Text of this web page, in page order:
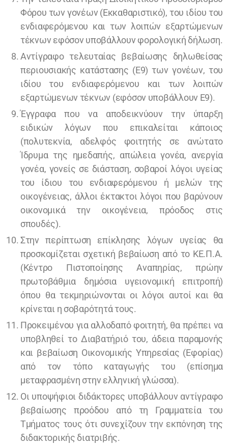
Φόρου των γονέων (Εκκαθαριστικό), του ιδίου του
ενδιαφερόμενου και των λοιπών εξαρτώμενων
τέκνων εφόσον υποβάλλουν φορολογική δήλωση.
Αντίγραφο τελευταίας βεβαίωσης δηλωθείσας
περιουσιακής κατάστασης (Ε9) των γονέων, του
ιδίου του ενδιαφερόμενου και των λοιπών
εξαρτώμενων τέκνων (εφόσον υποβάλλουν Ε9).
Έγγραφα που να αποδεικνύουν την ύπαρξη
ειδικών λόγων που επικαλείται κάποιος
(πολυτεκνία, αδελφός φοιτητής σε ανώτατο
Ίδρυμα της ημεδαπής, απώλεια γονέα, ανεργία
γονέα, γονείς σε διάσταση, σοβαροί λόγοι υγείας
του ίδιου του ενδιαφερόμενου ή μελών της
οικογένειας, άλλοι έκτακτοι λόγοι που βαρύνουν
οικονομικά την οικογένεια, πρόοδος στις
σπουδές).
Στην περίπτωση επίκλησης λόγων υγείας θα
προσκομίζεται σχετική βεβαίωση από το ΚΕ.Π.Α.
(Κέντρο Πιστοποίησης Αναπηρίας, πρώην
πρωτοβάθμια δημόσια υγειονομική επιτροπή)
όπου θα τεκμηριώνονται οι λόγοι αυτοί και θα
κρίνεται η σοβαρότητά τους.
Προκειμένου για αλλοδαπό φοιτητή, θα πρέπει να
υποβληθεί το Διαβατήριό του, άδεια παραμονής
και βεβαίωση Οικονομικής Υπηρεσίας (Εφορίας)
από τον τόπο καταγωγής του (επίσημα
μεταφρασμένη στην ελληνική γλώσσα).
Οι υποψήφιοι διδάκτορες υποβάλλουν αντίγραφο
βεβαίωσης προόδου από τη Γραμματεία του
Τμήματος τους ότι συνεχίζουν την εκπόνηση της
διδακτορικής διατριβής.